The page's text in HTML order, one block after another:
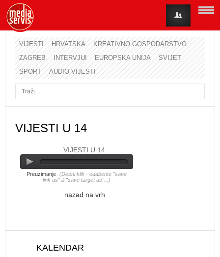
VIJESTI HRVATSKA
KREATIVNO GOSPODARSTVO
ZAGREB
INTERVJUI EUROPSKA UNIJA
SVIJET
SPORT
AUDIO VIJESTI
VIJESTI U 14
VIJESTI U 14
Preuzimanje (Desni klik - odaberite "save
link as" ili "save target as"...)
nazad na vrh
KALENDAR
Korisničko ime
Lozinka
Zaboravili ste lozinku?